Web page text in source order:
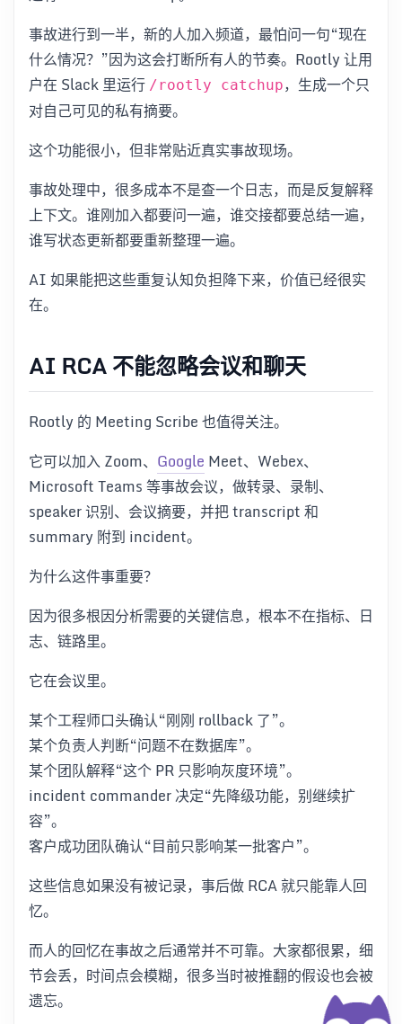
事故进行到一半，新的人加入频道，最怕问一句“现在
什么情况？”因为这会打断所有人的节奏。Rootly 让用
户在 Slack 里运行 /rootly catchup，生成一个只
对自己可见的私有摘要。
这个功能很小，但非常贴近真实事故现场。
事故处理中，很多成本不是查一个日志，而是反复解释
上下文。谁刚加入都要问一遍，谁交接都要总结一遍，
谁写状态更新都要重新整理一遍。
AI 如果能把这些重复认知负担降下来，价值已经很实
在。
AI RCA 不能忽略会议和聊天
Rootly 的 Meeting Scribe 也值得关注。
它可以加入 Zoom、 Google Meet、Webex、
Microsoft Teams 等事故会议，做转录、录制、
speaker 识别、会议摘要，并把 transcript 和
summary 附到 incident。
为什么这件事重要？
因为很多根因分析需要的关键信息，根本不在指标、日
志、链路里。
它在会议里。
某个工程师口头确认“刚刚 rollback 了”。
某个负责人判断“问题不在数据库”。
某个团队解释“这个 PR 只影响灰度环境”。
incident commander 决定“先降级功能，别继续扩
容”。
客户成功团队确认“目前只影响某一批客户”。
这些信息如果没有被记录，事后做 RCA 就只能靠人回
忆。
而人的回忆在事故之后通常并不可靠。大家都很累，细
节会丢，时间点会模糊，很多当时被推翻的假设也会被
遗忘。